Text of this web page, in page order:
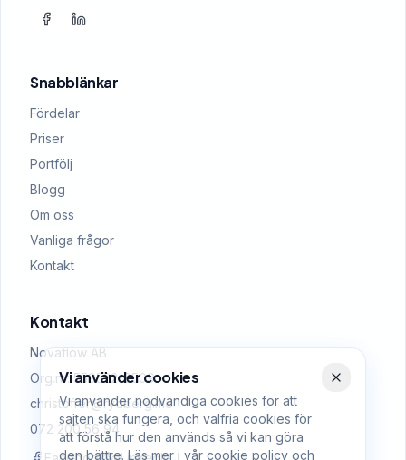
Snabblänkar
Fördelar
Priser
Portfölj
Blogg
Om oss
Vanliga frågor
Kontakt
Kontakt
Novaflow AB
Org.nr: 559522-0509
christoffer@rydberg.me
072 200 56 94
Vi använder cookies
Vi använder nödvändiga cookies för att
sajten ska fungera, och valfria cookies för
att förstå hur den används så vi kan göra
den bättre. Läs mer i vår cookie policy och